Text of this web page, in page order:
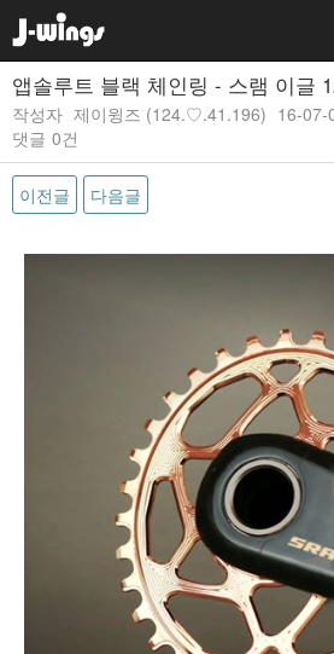
앱솔루트 블랙 체인링 - 스램 이글
작성자 제이윙즈 (124.♡.41.196) 16-07-
댓글 0건
이전글 다음글
본문